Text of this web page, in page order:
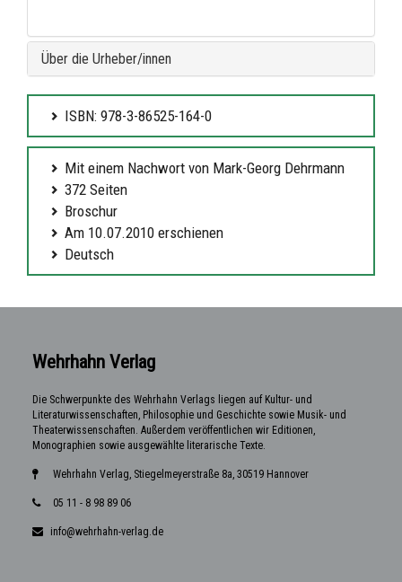
Über die Urheber/innen
ISBN: 978-3-86525-164-0
Mit einem Nachwort von Mark-Georg Dehrmann
372 Seiten
Broschur
Am 10.07.2010 erschienen
Deutsch
Wehrhahn Verlag
Die Schwerpunkte des Wehrhahn Verlags liegen auf Kultur- und
Literaturwissenschaften, Philosophie und Geschichte sowie Musik- und
Theaterwissenschaften. Außerdem veröffentlichen wir Editionen,
Monographien sowie ausgewählte literarische Texte.
Wehrhahn Verlag, Stiegelmeyerstraße 8a, 30519 Hannover
05 11 - 8 98 89 06
info@wehrhahn-verlag.de